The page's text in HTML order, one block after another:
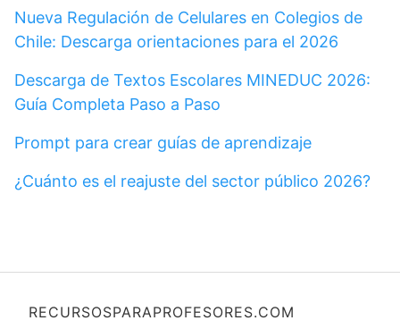
Nueva Regulación de Celulares en Colegios de
Chile: Descarga orientaciones para el 2026
Descarga de Textos Escolares MINEDUC 2026:
Guía Completa Paso a Paso
Prompt para crear guías de aprendizaje
¿Cuánto es el reajuste del sector público 2026?
RECURSOSPARAPROFESORES.COM